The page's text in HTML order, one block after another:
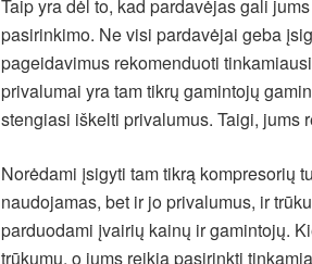
Taip yra dėl to, kad pardavėjas gali
pasirinkimo. Ne visi pardavėjai geba
pageidavimus rekomenduoti
privalumai yra tam tikrų gamintojų
stengiasi iškelti privalumus. Taigi, jums
Norėdami įsigyti tam tikrą kompresorių
naudojamas, bet ir jo privalumus, ir
parduodami įvairių kainų ir gamintojų.
trūkumų, o jums reikia pasirinkti